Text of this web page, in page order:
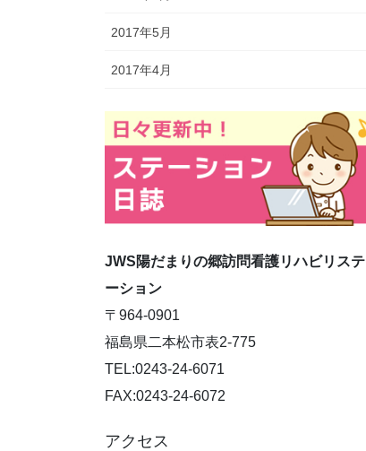
2017年5月
2017年4月
JWS陽だまりの郷訪問看護リハビリステ
ーション
〒964-0901
福島県二本松市表2-775
TEL:0243-24-6071
FAX:0243-24-6072
アクセス